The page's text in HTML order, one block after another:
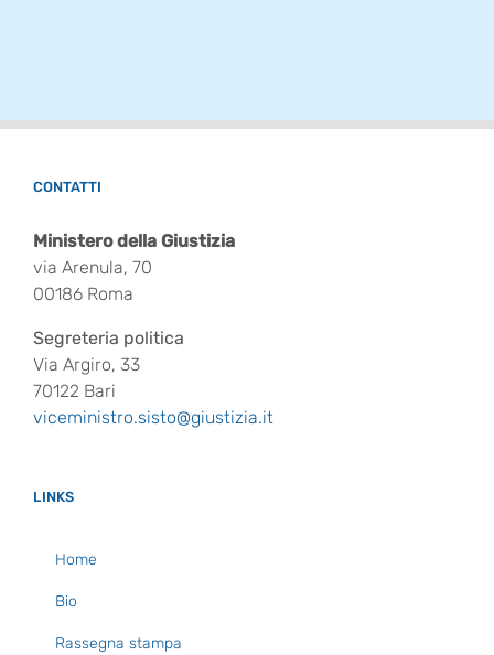
CONTATTI
Ministero della Giustizia
via Arenula, 70
00186 Roma
Segreteria politica
Via Argiro, 33
70122 Bari
viceministro.sisto@giustizia.it
LINKS
Home
Bio
Rassegna stampa